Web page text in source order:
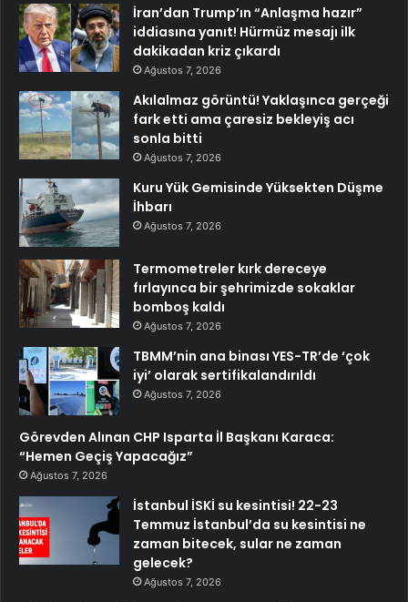
İran’dan Trump’ın “Anlaşma hazır”
iddiasına yanıt! Hürmüz mesajı ilk
dakikadan kriz çıkardı
Ağustos 7, 2026
Akılalmaz görüntü! Yaklaşınca gerçeği
fark etti ama çaresiz bekleyiş acı
sonla bitti
Ağustos 7, 2026
Kuru Yük Gemisinde Yüksekten Düşme
İhbarı
Ağustos 7, 2026
Termometreler kırk dereceye
fırlayınca bir şehrimizde sokaklar
bomboş kaldı
Ağustos 7, 2026
TBMM’nin ana binası YES-TR’de ‘çok
iyi’ olarak sertifikalandırıldı
Ağustos 7, 2026
Görevden Alınan CHP Isparta İl Başkanı Karaca:
“Hemen Geçiş Yapacağız”
Ağustos 7, 2026
İstanbul İSKİ su kesintisi! 22-23
Temmuz İstanbul’da su kesintisi ne
zaman bitecek, sular ne zaman
gelecek?
Ağustos 7, 2026